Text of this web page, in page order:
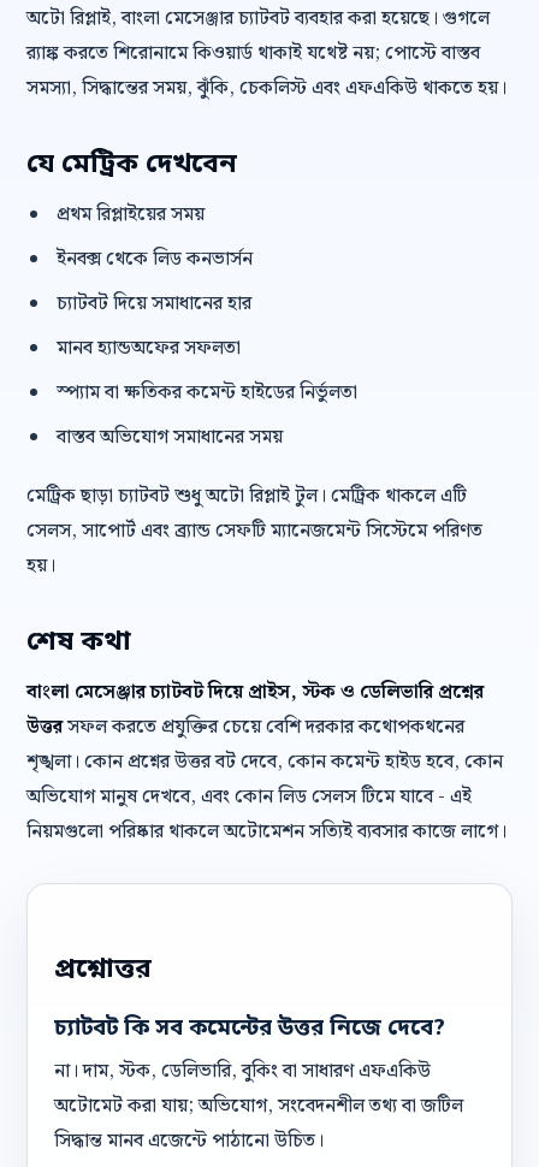
অটো রিপ্লাই, বাংলা মেসেঞ্জার চ্যাটবট ব্যবহার করা হয়েছে। গুগলে
র‍্যাঙ্ক করতে শিরোনামে কিওয়ার্ড থাকাই যথেষ্ট নয়; পোস্টে বাস্তব
সমস্যা, সিদ্ধান্তের সময়, ঝুঁকি, চেকলিস্ট এবং এফএকিউ থাকতে হয়।
যে মেট্রিক দেখবেন
প্রথম রিপ্লাইয়ের সময়
ইনবক্স থেকে লিড কনভার্সন
চ্যাটবট দিয়ে সমাধানের হার
মানব হ্যান্ডঅফের সফলতা
স্প্যাম বা ক্ষতিকর কমেন্ট হাইডের নির্ভুলতা
বাস্তব অভিযোগ সমাধানের সময়
মেট্রিক ছাড়া চ্যাটবট শুধু অটো রিপ্লাই টুল। মেট্রিক থাকলে এটি
সেলস, সাপোর্ট এবং ব্র্যান্ড সেফটি ম্যানেজমেন্ট সিস্টেমে পরিণত
হয়।
শেষ কথা
বাংলা মেসেঞ্জার চ্যাটবট দিয়ে প্রাইস, স্টক ও ডেলিভারি প্রশ্নের
উত্তরসফল করতে প্রযুক্তির চেয়ে বেশি দরকার কথোপকথনের
শৃঙ্খলা। কোন প্রশ্নের উত্তর বট দেবে, কোন কমেন্ট হাইড হবে, কোন
অভিযোগ মানুষ দেখবে, এবং কোন লিড সেলস টিমে যাবে - এই
নিয়মগুলো পরিষ্কার থাকলে অটোমেশন সত্যিই ব্যবসার কাজে লাগে।
প্রশ্নোত্তর
চ্যাটবট কি সব কমেন্টের উত্তর নিজে দেবে?
না। দাম, স্টক, ডেলিভারি, বুকিং বা সাধারণ এফএকিউ
অটোমেট করা যায়; অভিযোগ, সংবেদনশীল তথ্য বা জটিল
সিদ্ধান্ত মানব এজেন্টে পাঠানো উচিত।